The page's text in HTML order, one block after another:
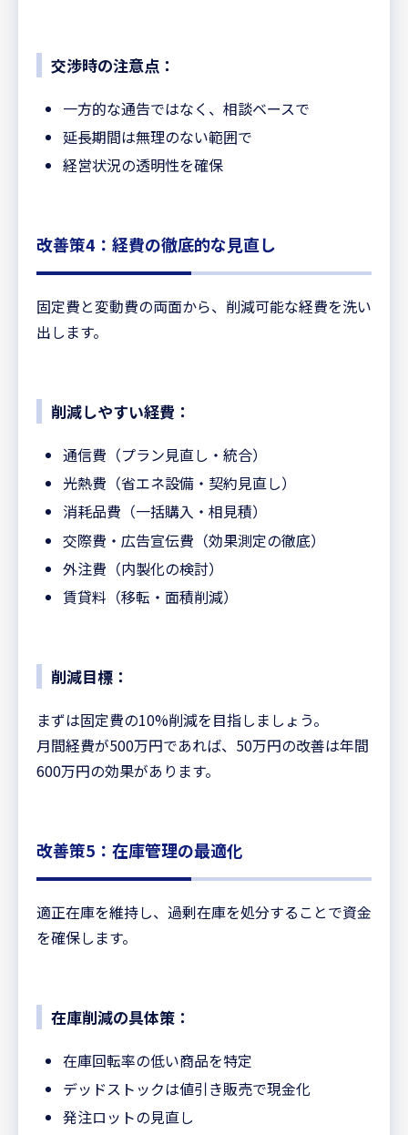
交渉時の注意点：
一方的な通告ではなく、相談ベースで
延長期間は無理のない範囲で
経営状況の透明性を確保
改善策4：経費の徹底的な見直し
固定費と変動費の両面から、削減可能な経費を洗い
出します。
削減しやすい経費：
通信費（プラン見直し・統合）
光熱費（省エネ設備・契約見直し）
消耗品費（一括購入・相見積）
交際費・広告宣伝費（効果測定の徹底）
外注費（内製化の検討）
賃貸料（移転・面積削減）
削減目標：
まずは固定費の10%削減を目指しましょう。
月間経費が500万円であれば、50万円の改善は年間
600万円の効果があります。
改善策5：在庫管理の最適化
適正在庫を維持し、過剰在庫を処分することで資金
を確保します。
在庫削減の具体策：
在庫回転率の低い商品を特定
デッドストックは値引き販売で現金化
発注ロットの見直し